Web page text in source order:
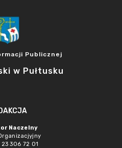
Publicznej
w Pułtusku
Naczelny
306 72 01